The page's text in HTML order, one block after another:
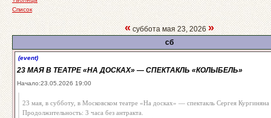
Список
«суббота мая 23, 2026 »
сб
(event)
23 МАЯ В ТЕАТРЕ «НА ДОСКАХ» — СПЕКТАКЛЬ «КОЛЫБЕЛЬ»
Начало:23.05.2026 19:00
23 мая, в субботу, в Московском театре «На досках» — спектакль Сергея
Продолжительность: 3 часа без антракта.